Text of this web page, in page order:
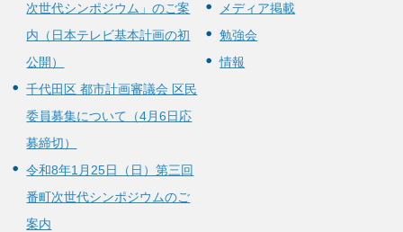
次世代シンポジウム」のご案
内（日本テレビ基本計画の初
公開）
千代田区 都市計画審議会 区民
委員募集について（4月6日応
募締切）
令和8年1月25日（日）第三回
番町次世代シンポジウムのご
案内
メディア掲載
勉強会
情報